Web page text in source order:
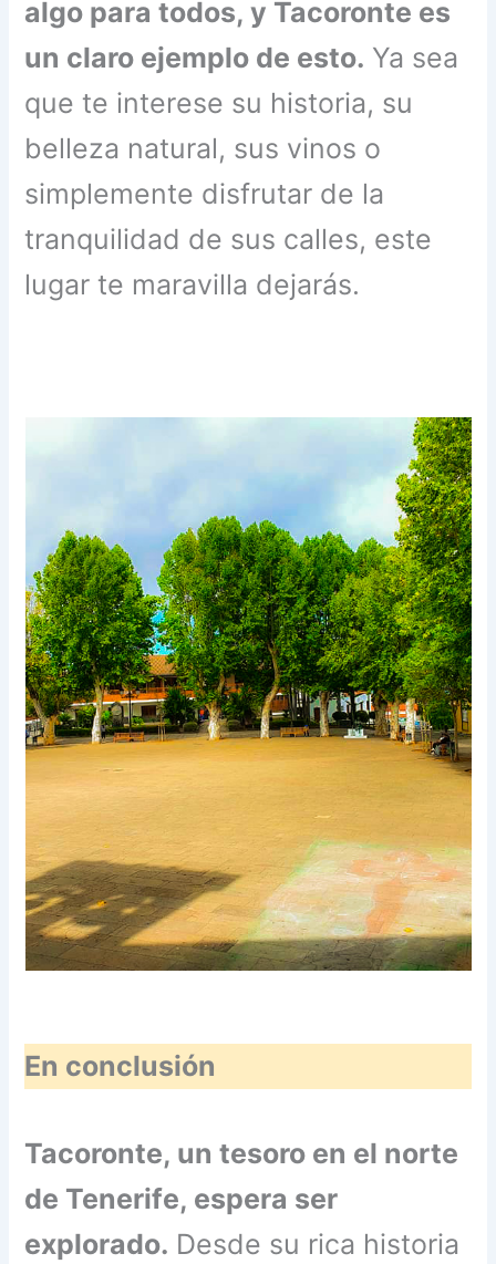
algo para todos, y Tacoronte es
un claro ejemplo de esto. Ya sea
que te interese su historia, su
belleza natural, sus vinos o
simplemente disfrutar de la
tranquilidad de sus calles, este
lugar te maravilla dejarás.
En conclusión
Tacoronte, un tesoro en el norte
de Tenerife, espera ser
explorado. Desde su rica historia